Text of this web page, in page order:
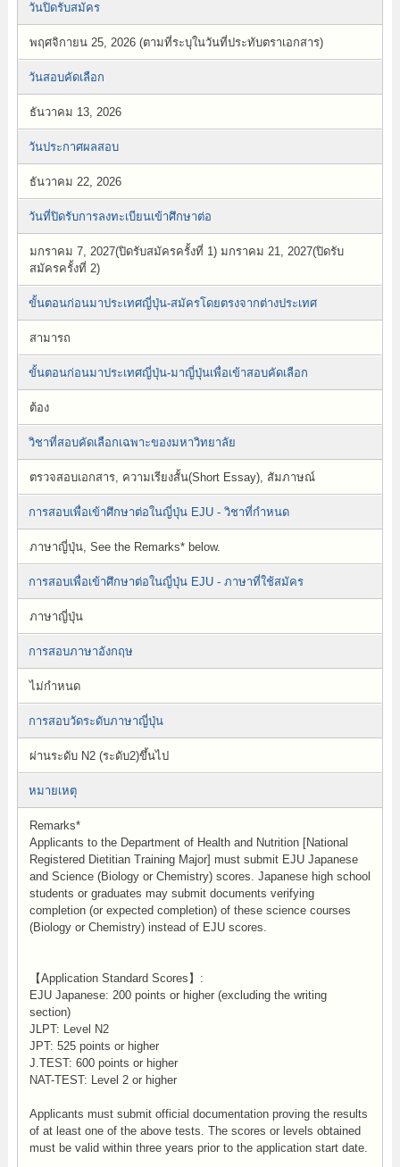
วันปิดรับสมัคร
พฤศจิกายน 25, 2026 (ตามที่ระบุในวันที่ประทับตราเอกสาร)
วันสอบคัดเลือก
ธันวาคม 13, 2026
วันประกาศผลสอบ
ธันวาคม 22, 2026
วันที่ปิดรับการลงทะเบียนเข้าศึกษาต่อ
มกราคม 7, 2027(ปิดรับสมัครครั้งที่ 1) มกราคม 21, 2027(ปิดรับ
สมัครครั้งที่ 2)
ขั้นตอนก่อนมาประเทศญี่ปุ่น-สมัครโดยตรงจากต่างประเทศ
สามารถ
ขั้นตอนก่อนมาประเทศญี่ปุ่น-มาญี่ปุ่นเพื่อเข้าสอบคัดเลือก
ต้อง
วิชาที่สอบคัดเลือกเฉพาะของมหาวิทยาลัย
ตรวจสอบเอกสาร, ความเรียงสั้น(Short Essay), สัมภาษณ์
การสอบเพื่อเข้าศึกษาต่อในญี่ปุ่น EJU - วิชาที่กำหนด
ภาษาญี่ปุ่น, See the Remarks* below.
การสอบเพื่อเข้าศึกษาต่อในญี่ปุ่น EJU - ภาษาที่ใช้สมัคร
ภาษาญี่ปุ่น
การสอบภาษาอังกฤษ
ไม่กำหนด
การสอบวัดระดับภาษาญี่ปุ่น
ผ่านระดับ N2 (ระดับ2)ขึ้นไป
หมายเหตุ
Remarks*
Applicants to the Department of Health and Nutrition [National
Registered Dietitian Training Major] must submit EJU Japanese
and Science (Biology or Chemistry) scores. Japanese high school
students or graduates may submit documents verifying
completion (or expected completion) of these science courses
(Biology or Chemistry) instead of EJU scores.
【Application Standard Scores】:
EJU Japanese: 200 points or higher (excluding the writing
section)
JLPT: Level N2
JPT: 525 points or higher
J.TEST: 600 points or higher
NAT-TEST: Level 2 or higher
Applicants must submit official documentation proving the results
of at least one of the above tests. The scores or levels obtained
must be valid within three years prior to the application start date.